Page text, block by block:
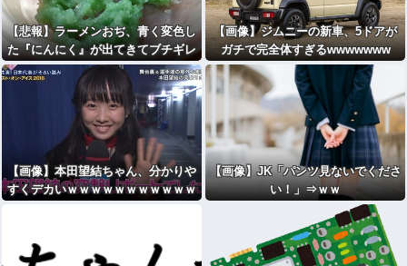
【悲報】ラーメンおぢ、青く変色し
た『にんにく』が出てきてブチギレ
wwwwwwww
【画像】ジムニーの新車、5ドアが
ガチで完全体すぎるwwwwwww
【画像】本田望結ちゃん、分かりや
すくデカいｗｗｗｗｗｗｗｗｗｗｗ
【画像】JK「パンツ見ないでくださ
い！」⇒ｗｗ